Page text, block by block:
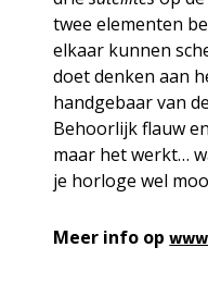
twee elementen
elkaar kunnen
doet denken aan
handgebaar van
Behoorlijk flauw
maar het werkt…
je horloge wel
Meer info op